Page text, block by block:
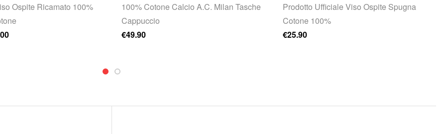
Ospite Ricamato 100%
originale era: €27.00.
Il prezzo attuale è: €22.00.
100% Cotone Calcio A.C. Milan Tasche
Cappuccio
€49.90
Prodotto Ufficiale Viso Ospite Spugna
Cotone 100%
€25.90